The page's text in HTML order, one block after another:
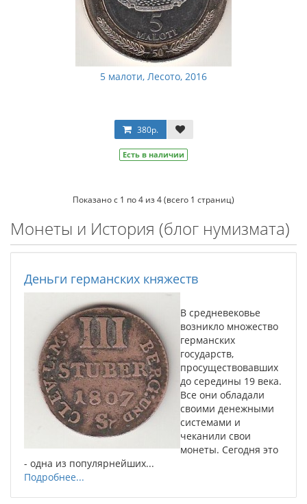
5 малоти, Лесото, 2016
380р.
Есть в наличии
Показано с 1 по 4 из 4 (всего 1 страниц)
Монеты и История (блог нумизмата)
Деньги германских княжеств
В средневековье
возникло множество
германских
государств,
просуществовавших
до середины 19 века.
Все они обладали
своими денежными
системами и
чеканили свои
монеты. Сегодня это
- одна из популярнейших...
Подробнее...